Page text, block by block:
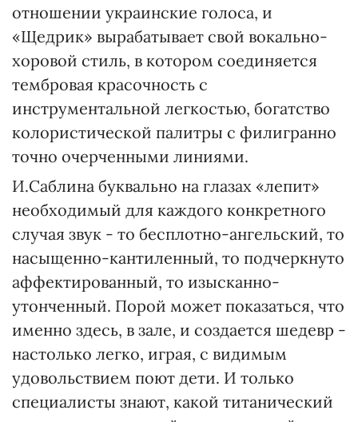
отношении украинские голоса, и
«Щедрик» вырабатывает свой вокально-
хоровой стиль, в котором соединяется
тембровая красочность с
инструментальной легкостью, богатство
колористической палитры с филигранно
точно очерченными линиями.
И.Саблина буквально на глазах «лепит»
необходимый для каждого конкретного
случая звук - то бесплотно-ангельский, то
насыщенно-кантиленный, то подчеркнуто
аффектированный, то изысканно-
утонченный. Порой может показаться, что
именно здесь, в зале, и создается шедевр -
настолько легко, играя, с видимым
удовольствием поют дети. И только
специалисты знают, какой титанический